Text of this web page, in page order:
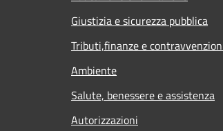
Giustizia e sicurezza pubblica
Tributi,finanze e
Ambiente
Salute, benessere e assistenza
Autorizzazioni